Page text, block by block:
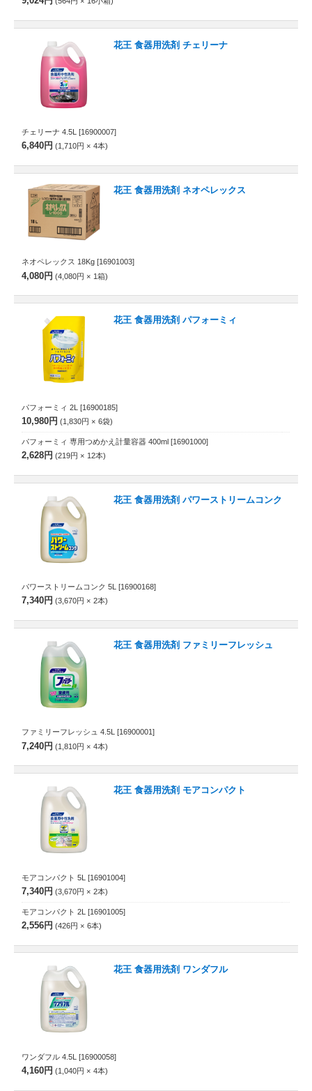
花王 食器用洗剤 チェリーナ
チェリーナ 4.5L [16900007]
6,840円 1,710円 4本
花王 食器用洗剤 ネオペレックス
ネオペレックス 18Kg [16901003]
4,080円 4,080円 1箱
花王 食器用洗剤 パフォーミィ
パフォーミィ 2L [16900185]
10,980円 1,830円 6袋
パフォーミィ 専用つめかえ計量容器 400ml [16901000]
2,628円 219円 12本
花王 食器用洗剤 パワーストリームコンク
パワーストリームコンク 5L [16900168]
7,340円 3,670円 2本
花王 食器用洗剤 ファミリーフレッシュ
ファミリーフレッシュ 4.5L [16900001]
7,240円 1,810円 4本
花王 食器用洗剤 モアコンパクト
モアコンパクト 5L [16901004]
7,340円 3,670円 2本
モアコンパクト 2L [16901005]
2,556円 426円 6本
花王 食器用洗剤 ワンダフル
ワンダフル 4.5L [16900058]
4,160円 1,040円 4本